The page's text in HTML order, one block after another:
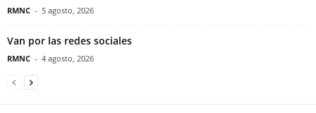
RMNC - 5 agosto, 2026
Van por las redes sociales
RMNC - 4 agosto, 2026